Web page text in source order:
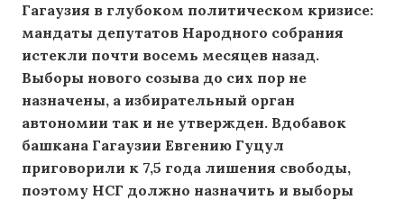
Гагаузия в глубоком политическом кризисе:
мандаты депутатов Народного собрания
истекли почти восемь месяцев назад.
Выборы нового созыва до сих пор не
назначены, а избирательный орган
автономии так и не утвержден. Вдобавок
башкана Гагаузии Евгению Гуцул
приговорили к 7,5 года лишения свободы,
поэтому НСГ должно назначить и выборы